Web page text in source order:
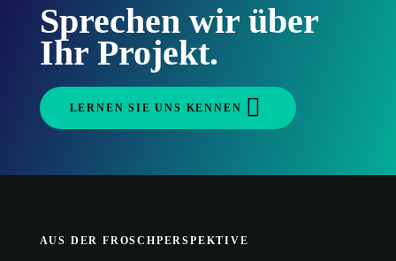
Sprechen wir über
Ihr Projekt.
LERNEN SIE UNS KENNEN
AUS DER FROSCHPERSPEKTIVE